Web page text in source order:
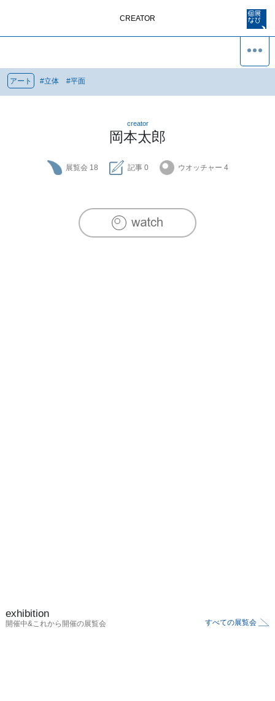
CREATOR
アート #立体 #平面
creator
岡本太郎
展覧会 18 記事 0 ウオッチャー 4
exhibition
開催中&これから開催の展覧会 すべての展覧会